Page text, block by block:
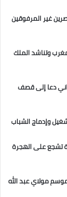
غير المرفوقين
وتناشد الملك
دعا إلى قصف
تشجع على الهجرة
مولاي عبد الله